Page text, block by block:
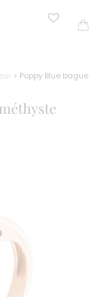
> Poppy Blue bague